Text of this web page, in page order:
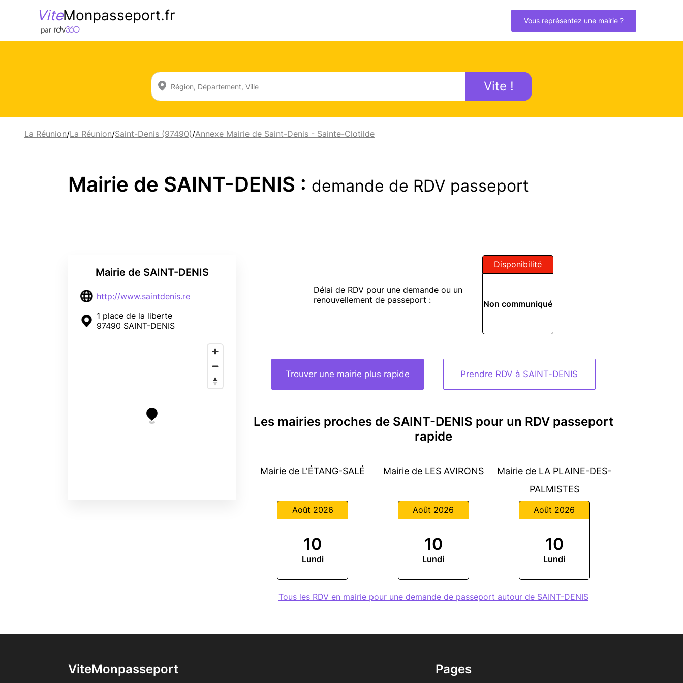
ViteMonpasseport.fr Vous représentez une mairie ?
Vite !
La Réunion/La Réunion/Saint-Denis (97490)/Annexe Mairie de Saint-Denis - Sainte-Clotilde
Mairie de SAINT-DENIS : demande de RDV passeport
Mairie de SAINT-DENIS
http://www.saintdenis.re
1 place de la liberte
97490 SAINT-DENIS
Délai de RDV pour une demande ou un
renouvellement de passeport :
Disponibilité
Non communiqué
Trouver une mairie plus rapide Prendre RDV à SAINT-DENIS
Les mairies proches de SAINT-DENIS pour un RDV passeport
rapide
Mairie de L'ÉTANG-SALÉ
Août 2026
10
Lundi
Mairie de LES AVIRONS
Août 2026
10
Lundi
Mairie de LA PLAINE-DES-
PALMISTES
Août 2026
10
Lundi
Tous les RDV en mairie pour une demande de passeport autour de SAINT-DENIS
ViteMonpasseport Pages